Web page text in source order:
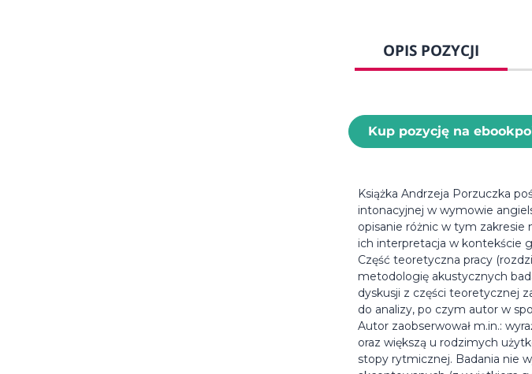
OPIS POZYCJI
Kup pozycję na
Książka Andrzeja Porzuczka
intonacyjnej w wymowie
opisanie różnic w tym
ich interpretacja w kontekście
Część teoretyczna pracy
metodologię akustycznych
dyskusji z części teoretycznej
do analizy, po czym autor w
Autor zaobserwował m.in.:
oraz większą u rodzimych
stopy rytmicznej. Badania nie